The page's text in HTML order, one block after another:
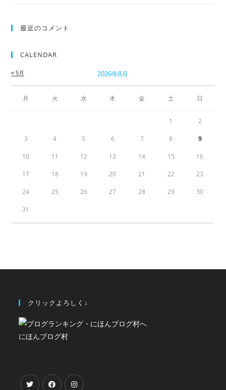
最近のコメント
CALENDAR
2026年8月
月 火 水 木 金 土 日
« 5月
1 2
3 4 5 6 7 8 9
10 11 12 13 14 15 16
17 18 19 20 21 22 23
24 25 26 27 28 29 30
31
クリックよろしく↓
にほんブログ村